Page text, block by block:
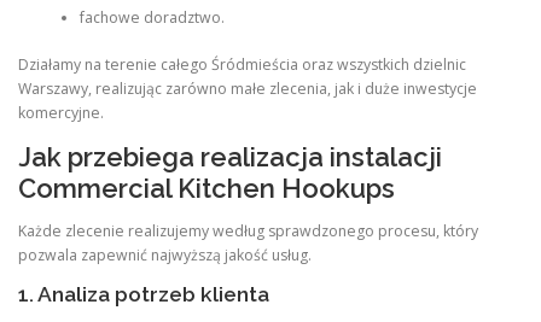
fachowe doradztwo.
Działamy na terenie całego Śródmieścia oraz wszystkich dzielnic
Warszawy, realizując zarówno małe zlecenia, jak i duże inwestycje
komercyjne.
Jak przebiega realizacja instalacji
Commercial Kitchen Hookups
Każde zlecenie realizujemy według sprawdzonego procesu, który
pozwala zapewnić najwyższą jakość usług.
1. Analiza potrzeb klienta